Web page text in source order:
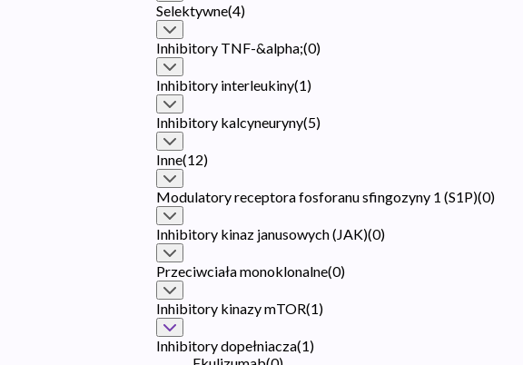
Selektywne(4)
Inhibitory TNF-&alpha;(0)
Inhibitory interleukiny(1)
Inhibitory kalcyneuryny(5)
Inne(12)
Modulatory receptora fosforanu sfingozyny 1 (S1P)(0)
Inhibitory kinaz janusowych (JAK)(0)
Przeciwciała monoklonalne(0)
Inhibitory kinazy mTOR(1)
Inhibitory dopełniacza(1)